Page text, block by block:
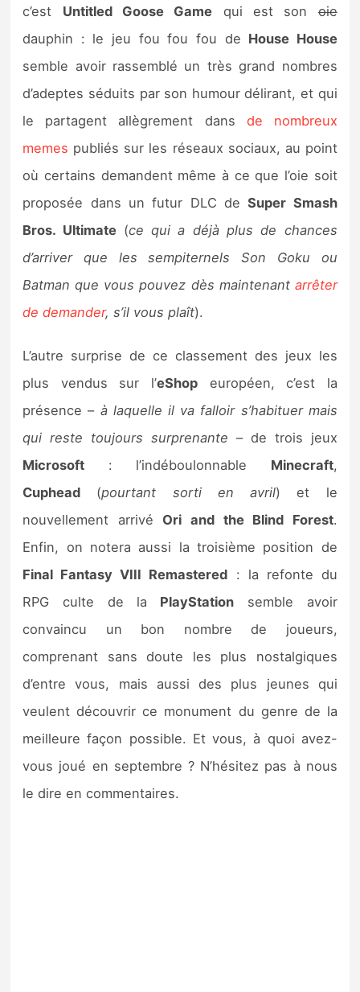
Sorties de jeux
Bons plans
Guides
c’est Untitled Goose Game qui est sonoie
dauphin : le jeu fou fou fou de House House
semble avoir rassemblé un très grand nombres
d’adeptes séduits par son humour délirant, et qui
le partagent allègrement dans de nombreux
memes publiés sur les réseaux sociaux, au point
où certains demandent même à ce que l’oie soit
proposée dans un futur DLC deSuper Smash
Bros. Ultimate(ce qui a déjà plus de chances
d’arriver que les sempiternels Son Goku ou
Batman que vous pouvez dès maintenant arrêter
de demander, s’il vous plaît).
L’autre surprise de ce classement des jeux les
plus vendus sur l’eShopeuropéen, c’est la
présence – à laquelle il va falloir s’habituer mais
qui reste toujours surprenante – de trois jeux
Microsoft : l’indéboulonnable Minecraft,
Cuphead (pourtant sorti en avril) et le
nouvellement arrivé Ori and the Blind Forest.
Enfin, on notera aussi la troisième position de
Final Fantasy VIII Remastered : la refonte du
RPG culte de la PlayStation semble avoir
convaincu un bon nombre de joueurs,
comprenant sans doute les plus nostalgiques
d’entre vous, mais aussi des plus jeunes qui
veulent découvrir ce monument du genre de la
meilleure façon possible. Et vous, à quoi avez-
vous joué en septembre ? N’hésitez pas à nous
le dire en commentaires.